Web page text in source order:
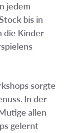
jedem
bis in
die Kinder
sorgte
In der
allen
gelernt